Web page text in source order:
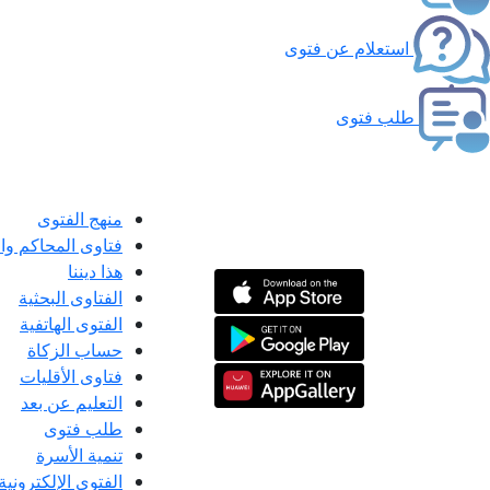
استعلام عن فتوى
طلب فتوى
منهج الفتوى
فتاوى المحاكم
هذا ديننا
الفتاوى البحثية
الفتوى الهاتفية
حساب الزكاة
فتاوى الأقليات
التعليم عن بعد
طلب فتوى
تنمية الأسرة
الفتوى الإلكترونية